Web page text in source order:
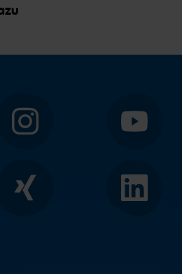
Instagram YouTube
Xing LinkedIn